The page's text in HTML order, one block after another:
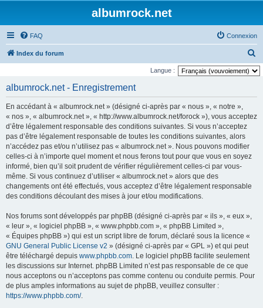
albumrock.net
FAQ Connexion
Index du forum
e
Langue :
albumrock.net - Enregistrement
En accédant à « albumrock.net » (désigné ci-après par « nous », « notre »,
« nos », « albumrock.net », « http://www.albumrock.net/forock »), vous acceptez
d’être légalement responsable des conditions suivantes. Si vous n’acceptez
pas d’être légalement responsable de toutes les conditions suivantes, alors
n’accédez pas et/ou n’utilisez pas « albumrock.net ». Nous pouvons modifier
celles-ci à n’importe quel moment et nous ferons tout pour que vous en soyez
informé, bien qu’il soit prudent de vérifier régulièrement celles-ci par vous-
même. Si vous continuez d’utiliser « albumrock.net » alors que des
changements ont été effectués, vous acceptez d’être légalement responsable
des conditions découlant des mises à jour et/ou modifications.
Nos forums sont développés par phpBB (désigné ci-après par « ils », « eux »,
« leur », « logiciel phpBB », « www.phpbb.com », « phpBB Limited »,
« Équipes phpBB ») qui est un script libre de forum, déclaré sous la licence «
GNU General Public License v2 » (désigné ci-après par « GPL ») et qui peut
être téléchargé depuis www.phpbb.com. Le logiciel phpBB facilite seulement
les discussions sur Internet. phpBB Limited n’est pas responsable de ce que
nous acceptons ou n’acceptons pas comme contenu ou conduite permis. Pour
de plus amples informations au sujet de phpBB, veuillez consulter :
https://www.phpbb.com/.